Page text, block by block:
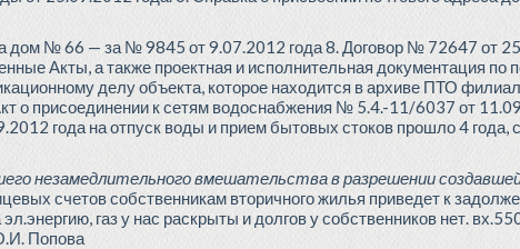
дом № 66 — за № 9845 от 9.07.2012 года 8. Договор № 72647 от
Акты, а также проектная и исполнительная документация по
делу объекта, которое находится в архиве ПТО
о присоединении к сетям водоснабжения № 5.4.-11/6037 от
года на отпуск воды и прием бытовых стоков прошло 4
незамедлительного вмешательства в разрешении
счетов собственникам вторичного жилья приведет к
газ у нас раскрыты и долгов у собственников нет.
Попова